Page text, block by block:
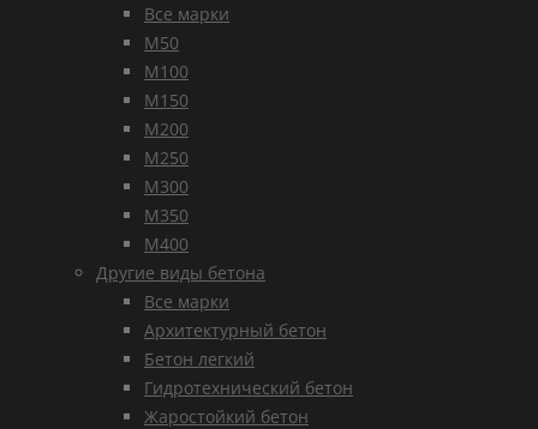
Все марки
М50
М100
М150
М200
М250
М300
М350
М400
Другие виды бетона
Все марки
Архитектурный бетон
Бетон легкий
Гидротехнический бетон
Жаростойкий бетон